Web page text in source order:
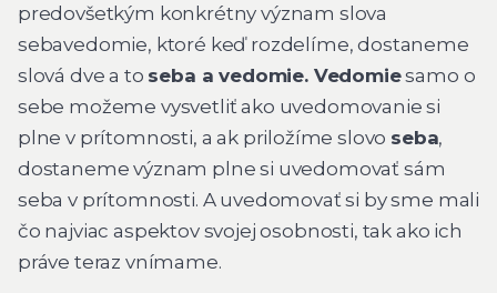
predovšetkým konkrétny význam slova
sebavedomie, ktoré keď rozdelíme, dostaneme
slová dve a to seba a vedomie. Vedomiesamo o
sebe možeme vysvetliť ako uvedomovanie si
plne v prítomnosti, a ak priložíme slovo seba,
dostaneme význam plne si uvedomovať sám
seba v prítomnosti. A uvedomovať si by sme mali
čo najviac aspektov svojej osobnosti, tak ako ich
práve teraz vnímame.